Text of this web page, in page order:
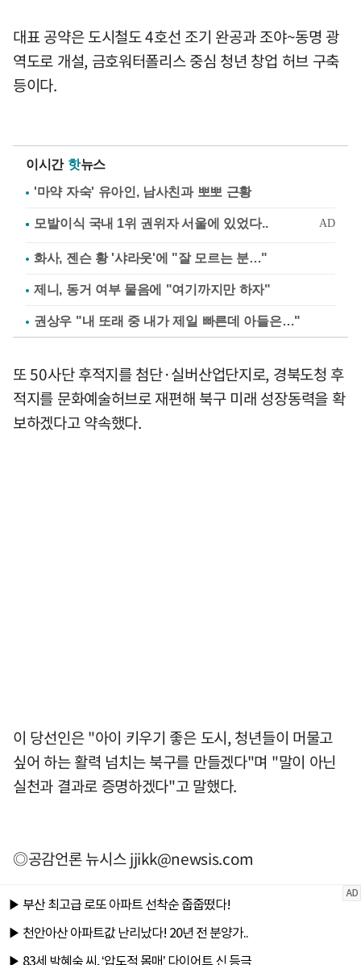
대표 공약은 도시철도 4호선 조기 완공과 조야~동명 광
역도로 개설, 금호워터폴리스 중심 청년 창업 허브 구축
등이다.
이시간 핫뉴스
'마약 자숙' 유아인, 남사친과 뽀뽀 근황
화사, 젠슨 황 '샤라웃'에 "잘 모르는 분…"
제니, 동거 여부 물음에 "여기까지만 하자"
권상우 "내 또래 중 내가 제일 빠른데 아들은…"
또 50사단 후적지를 첨단·실버산업단지로, 경북도청 후
적지를 문화예술허브로 재편해 북구 미래 성장동력을 확
보하겠다고 약속했다.
이 당선인은 "아이 키우기 좋은 도시, 청년들이 머물고
싶어 하는 활력 넘치는 북구를 만들겠다"며 "말이 아닌
실천과 결과로 증명하겠다"고 말했다.
◎공감언론 뉴시스jjikk@newsis.com